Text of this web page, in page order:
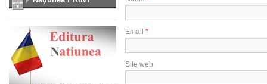
Email *
Site web